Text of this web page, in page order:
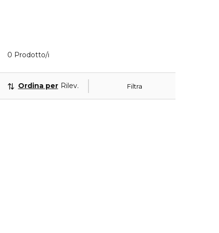
0 Prodotto/i
Filtra
Ordina per Rilevanza